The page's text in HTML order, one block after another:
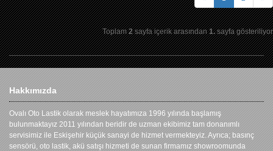
Toplam2sayfa içerik arasından1.sayfa gösteriliyor
Hakkımızda
Ovalı Oto Lastik olarak meslek hayatımıza 1996 yılında başlamış
bulunmaktayız 2011 yılından beridir de uzman ekibimiz tam donanımlı
servisimiz ile Eskişehir küçük sanayi de hizmet vermekteyiz. Ayrıca; basınç
sensörü, oto lastik, akü satışı hizmeti de sunan firmamız showroomunda